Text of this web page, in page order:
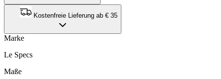
Kostenfreie Lieferung ab € 35
Marke
Le Specs
Maße